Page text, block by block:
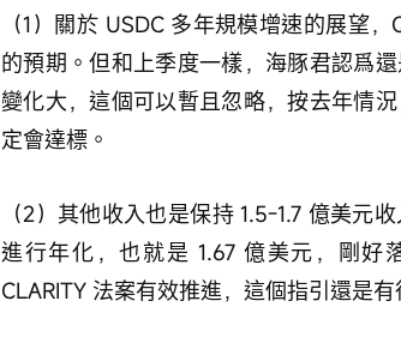
（1）關於 USDC 多年規模增速的展望
的預期。但和上季度一樣，海豚君認爲
變化大，這個可以暫且忽略，按去年情
定會達標。
（2）其他收入也是保持 1.5-1.7 億美元
進行年化，也就是 1.67 億美元，剛好
CLARITY 法案有效推進，這個指引還是